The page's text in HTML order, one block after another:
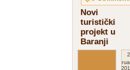
Novi
turistički
projekt u
Baranji